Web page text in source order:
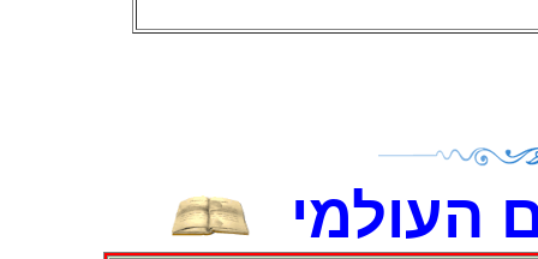
העולמי